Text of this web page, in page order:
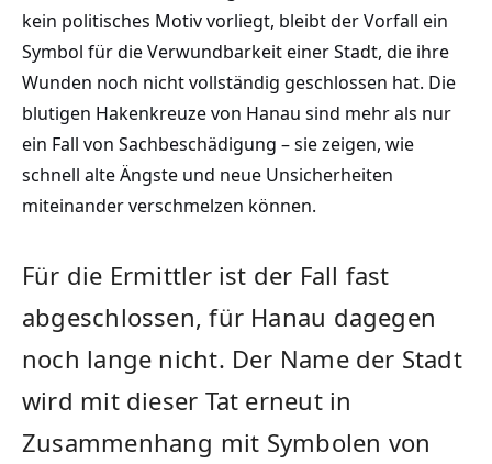
kein politisches Motiv vorliegt, bleibt der Vorfall ein
Symbol für die Verwundbarkeit einer Stadt, die ihre
Wunden noch nicht vollständig geschlossen hat. Die
blutigen Hakenkreuze von Hanau sind mehr als nur
ein Fall von Sachbeschädigung – sie zeigen, wie
schnell alte Ängste und neue Unsicherheiten
miteinander verschmelzen können.
Für die Ermittler ist der Fall fast
abgeschlossen, für Hanau dagegen
noch lange nicht. Der Name der Stadt
wird mit dieser Tat erneut in
Zusammenhang mit Symbolen von